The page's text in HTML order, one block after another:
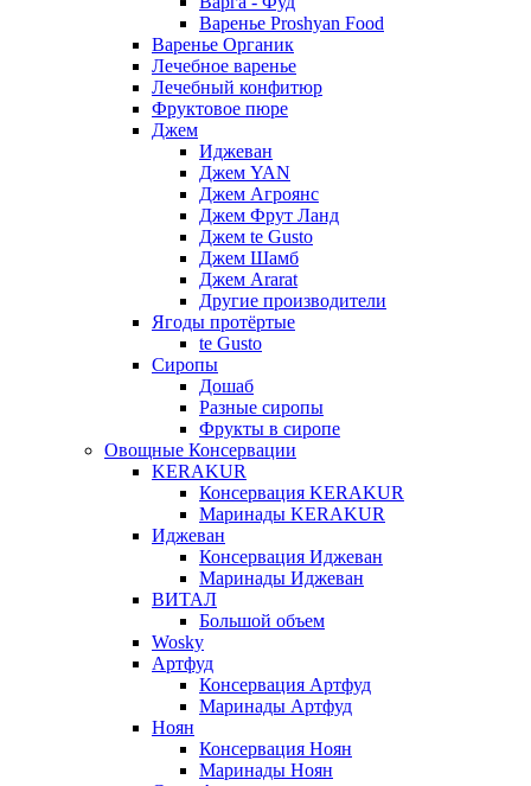
Варенье Proshyan Food
Варенье Органик
Лечебное варенье
Лечебный конфитюр
Фруктовое пюре
Джем
Иджеван
Джем YAN
Джем Агроянс
Джем Фрут Ланд
Джем te Gusto
Джем Шамб
Джем Ararat
Другие производители
Ягоды протёртые
te Gusto
Сиропы
Дошаб
Разные сиропы
Фрукты в сиропе
Овощные Консервации
KERAKUR
Консервация KERAKUR
Маринады KERAKUR
Иджеван
Консервация Иджеван
Маринады Иджеван
ВИТАЛ
Большой объем
Wosky
Артфуд
Консервация Артфуд
Маринады Артфуд
Ноян
Консервация Ноян
Маринады Ноян